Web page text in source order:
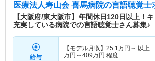
医療法人寿山会 喜馬病院の言語聴覚士
【大阪府/東大阪市】年間休日120日以上！
充実している病院での言語聴覚士さん募集♪
給与
【モデル月収】 25.1万円～ 以上
万円～409万円 程度